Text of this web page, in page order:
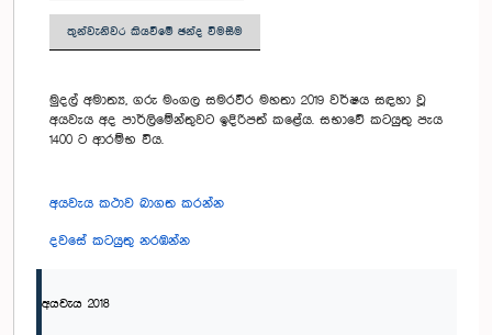
තුන්වැනිවර කියවීමේ ඡන්ද විමසීම
මුදල් අමාත්‍ය, ගරු මංගල සමරවීර මහතා 2019 වර්ෂය සඳහා වූ
අයවැය අද පාර්ලිමේන්තුවට ඉදිරිපත් කළේය. සභාවේ කටයුතු පැය
1400 ට ආරම්භ විය.
අයවැය කථාව බාගත කරන්න
දවසේ කටයුතු නරඹන්න
අයවැය 2018